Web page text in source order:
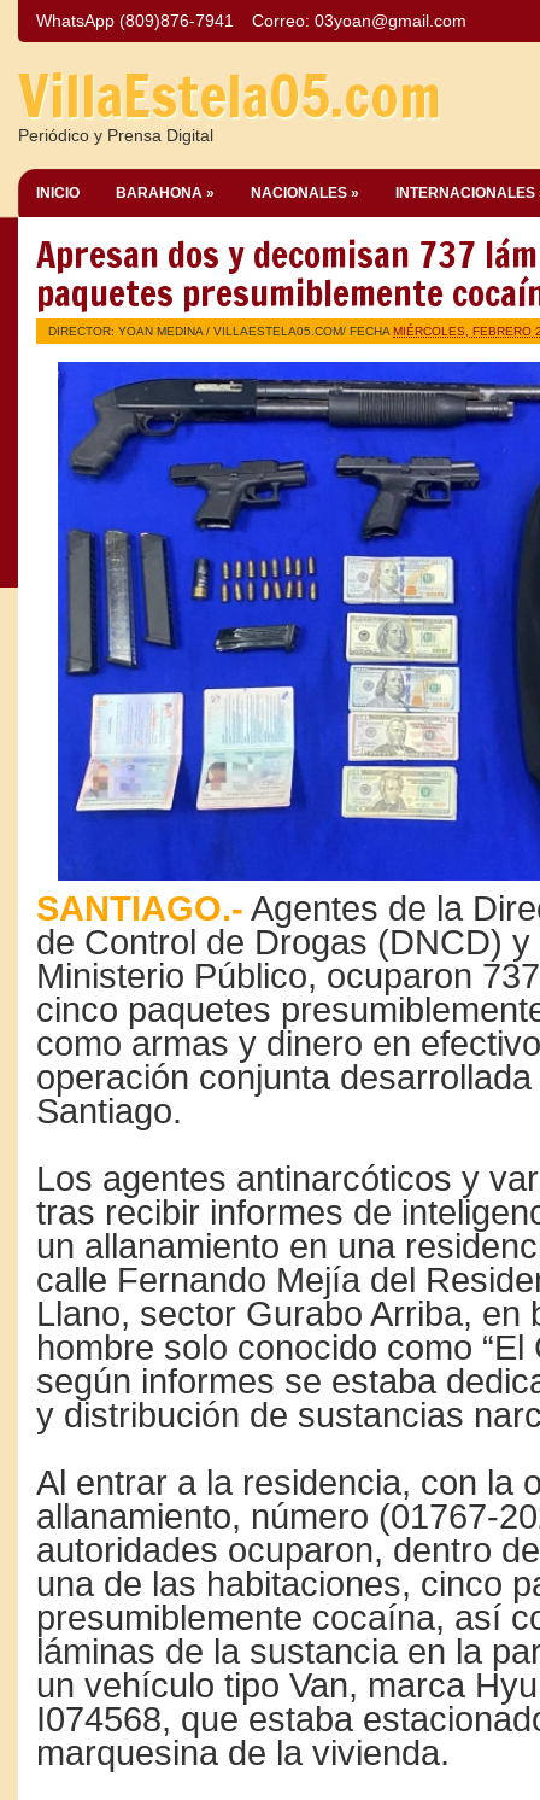
WhatsApp (809)876-7941 Correo: 03yoan@gmail.com
VillaEstela05.com
Periódico y Prensa Digital
INICIO BARAHONA » NACIONALES » INTERNACIONALES
Apresan dos y decomisan 737
paquetes presumiblemente
DIRECTOR: YOAN MEDINA / VILLAESTELA05.COM/ FECHA MIÉRCOLES, FEBRERO
SANTIAGO.- Agentes de la
de Control de Drogas (DNCD)
Ministerio Público, ocuparon
cinco paquetes
como armas y dinero en
operación conjunta
Santiago.
Los agentes antinarcóticos y
tras recibir informes de
un allanamiento en una
calle Fernando Mejía del
Llano, sector Gurabo Arriba, en
hombre solo conocido como
según informes se estaba
y distribución de sustancias
Al entrar a la residencia, con la
allanamiento, número (01767-
autoridades ocuparon, dentro
una de las habitaciones, cinco
presumiblemente cocaína, así
láminas de la sustancia en la
un vehículo tipo Van, marca
I074568, que estaba
marquesina de la vivienda.